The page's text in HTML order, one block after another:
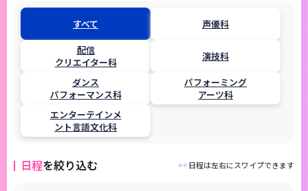
すべて
声優科
配信
クリエイター科
演技科
ダンス
パフォーマンス科
パフォーミング
アーツ科
エンターテインメ
ント言語文化科
日程を絞り込む 日程は左右にスワイプできます